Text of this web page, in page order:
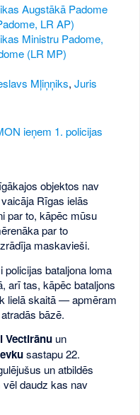
Augstākā Padome
LR AP)
Ministru Padome,
(LR MP)
Mļiņņiks,Juris
ieņem 1. policijas
objektos nav
Rīgas ielās
par to, kāpēc mūsu
par to
maskavieši.
bataljona loma
arī tas, kāpēc bataljons
lielā skaitā — apmēram
bāzē.
Vectirānu un
sastapu 22.
un atbildēs
daudz kas nav